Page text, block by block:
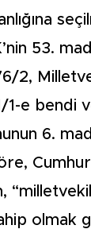
53.
2,
1-e bendi
6.
olmak